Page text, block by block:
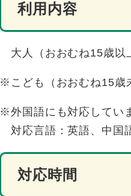
利用内容
大人（おおむね15歳以
※こども（おおむね15歳
※外国語にも対応してい
対応言語：英語、中国
対応時間